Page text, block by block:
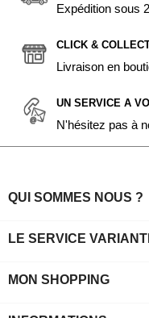
Expédition sous
CLICK &
Livraison en
UN SERVICE A
N'hésitez pas à
QUI SOMMES NOUS ?
LE SERVICE
MON SHOPPING